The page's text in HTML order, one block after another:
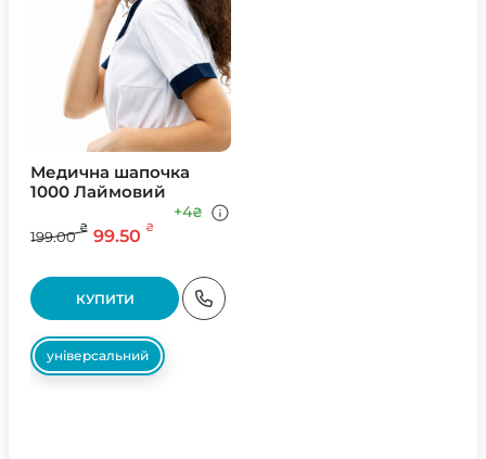
Медична шапочка
1000 Лаймовий
199.00
₴ 99.50 ₴
+4₴
КУПИТИ
універсальний